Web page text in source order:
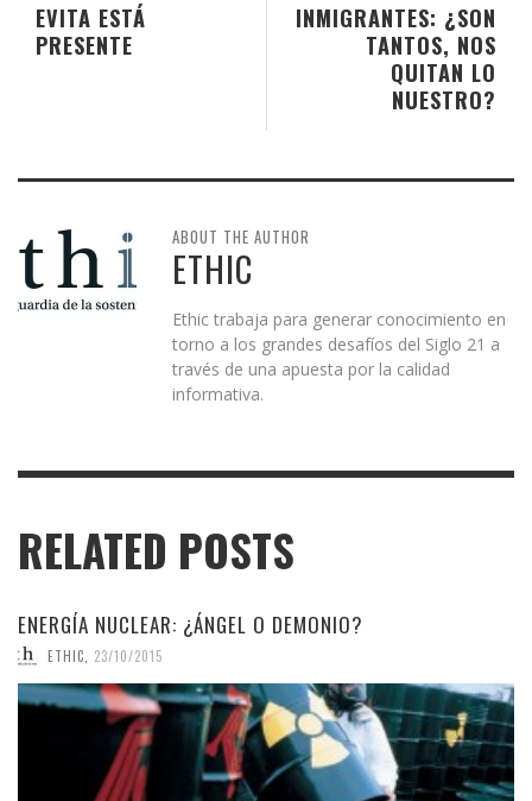
INMIGRANTES: ¿SON
TANTOS, NOS
QUITAN LO
NUESTRO?
EVITA ESTÁ
PRESENTE
ABOUT THE AUTHOR
ETHIC
Ethic trabaja para generar conocimiento en
torno a los grandes desafíos del Siglo 21 a
través de una apuesta por la calidad
informativa.
RELATED POSTS
ENERGÍA NUCLEAR: ¿ÁNGEL O DEMONIO?
ETHIC 23/10/2015